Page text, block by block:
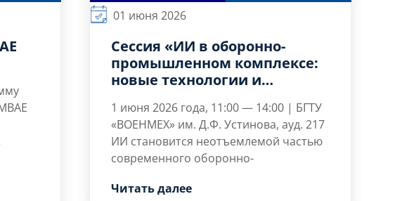
01 июня 2026
Сессия «ИИ в оборонно-
промышленном комплексе:
новые технологии и
1 июня 2026 года, 11:00 — 14:00 | БГТУ
«ВОЕНМЕХ» им. Д.Ф. Устинова, ауд. 217
ИИ становится неотъемлемой частью
современного оборонно-
новые технологии и подходы к
Читать далее